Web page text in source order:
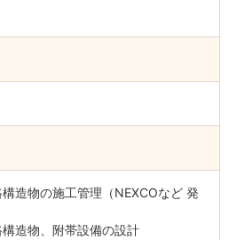
造物の施工管理（NEXCOなど 発
造物、附帯設備の設計